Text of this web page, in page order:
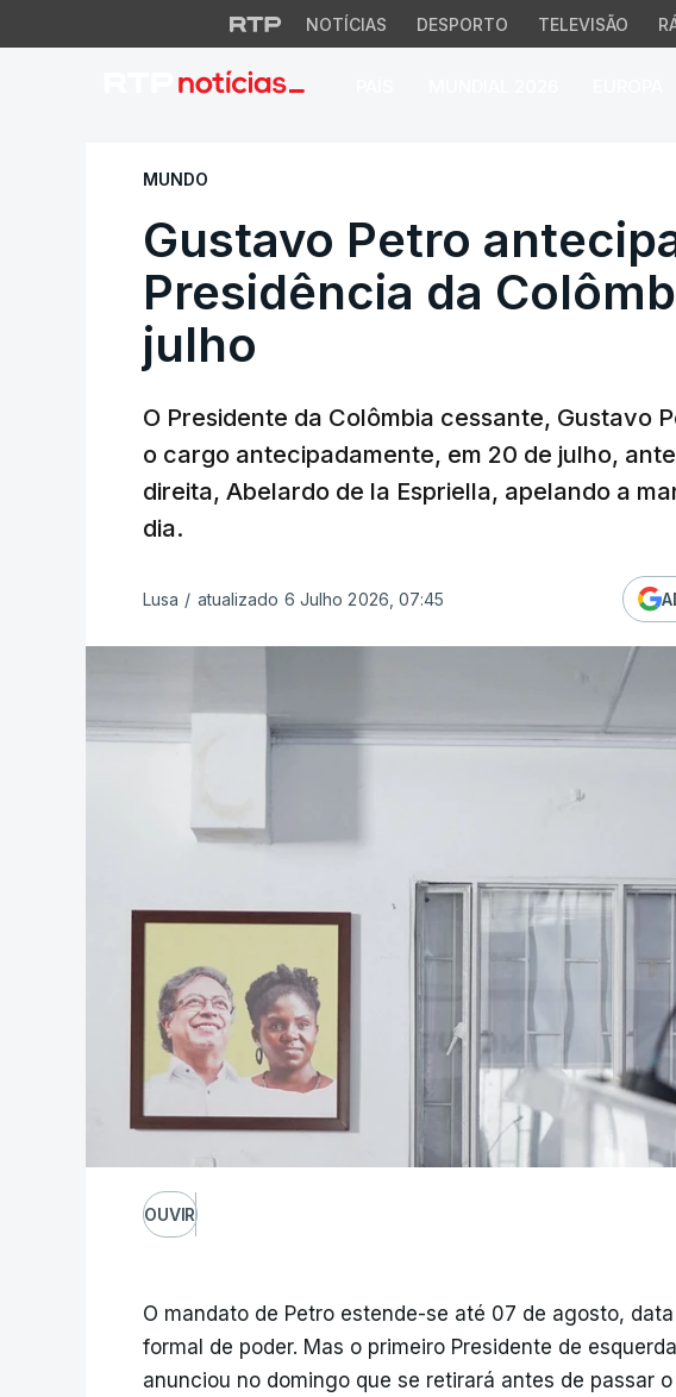
NOTÍCIAS DESPORTO TELEVISÃO
Gustavo Petro
MUNDO
Gustavo Petro
Presidência da
julho
O Presidente da Colômbia cessante, Gustavo
o cargo antecipadamente, em 20 de julho,
direita, Abelardo de la Espriella, apelando a
dia.
Lusa / atualizado 6 Julho 2026, 07:45
OUVIR
O mandato de Petro estende-se até 07 de agosto,
formal de poder. Mas o primeiro Presidente de
anunciou no domingo que se retirará antes de passar